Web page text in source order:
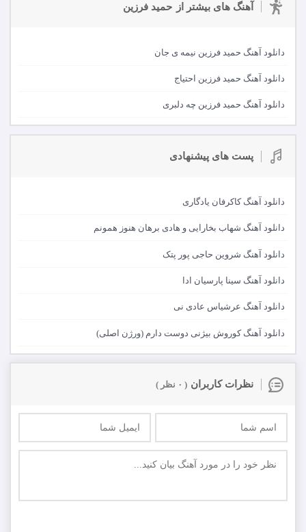
آهنگ های بیشتر از حمید فرزین
دانلود آهنگ حمید فرزین نیمه ی جان
دانلود آهنگ حمید فرزین احتیاج
دانلود آهنگ حمید فرزین چه دلبری
پست های پیشنهادی
دانلود آهنگ کاکرفان یادگاری
دانلود آهنگ شهاب بخارایی و هادی برهان هنوز همونم
دانلود آهنگ شروین حاجی پور پتک
دانلود آهنگ سینا پارسیان ادا
دانلود آهنگ عرشیاس عادی نی
دانلود آهنگ کوروش بیژنی دوست دارم (ورژن اصلی)
نظرات کاربران ( ۰ نظر )